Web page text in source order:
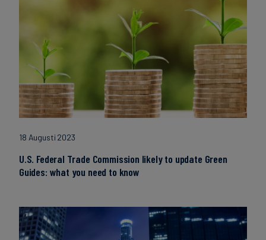
18 Augusti 2023
U.S. Federal Trade Commission likely to update Green
Guides: what you need to know